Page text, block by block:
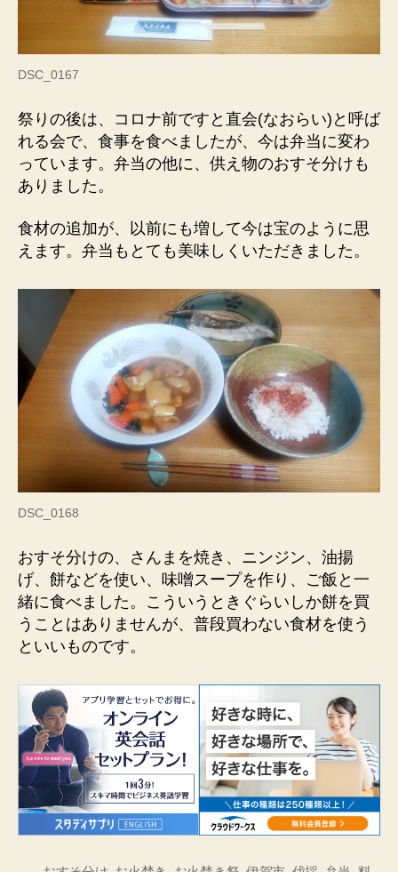
DSC_0167
祭りの後は、コロナ前ですと直会(なおらい)と呼ば
れる会で、食事を食べましたが、今は弁当に変わ
っています。弁当の他に、供え物のおすそ分けも
ありました。
食材の追加が、以前にも増して今は宝のように思
えます。弁当もとても美味しくいただきました。
DSC_0168
おすそ分けの、さんまを焼き、ニンジン、油揚
げ、餅などを使い、味噌スープを作り、ご飯と一
緒に食べました。こういうときぐらいしか餅を買
うことはありませんが、普段買わない食材を使う
といいものです。